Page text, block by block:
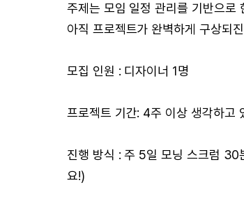
주제는 모임 일정 관리를 기반으로
아직 프로젝트가 완벽하게 구상되
모집 인원 : 디자이너 1명
프로젝트 기간: 4주 이상 생각하고
진행 방식 : 주 5일 모닝 스크럼
요!)